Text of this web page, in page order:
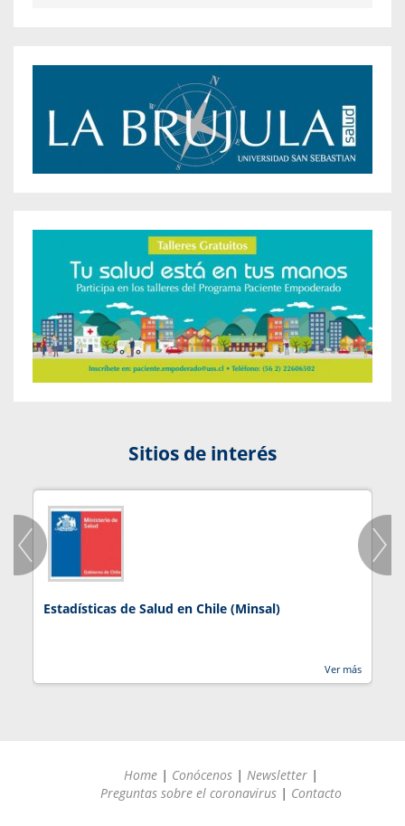
Sitios de interés
Estadísticas de Salud en Chile (Minsal)
Ver más
Home | Conócenos | Newsletter |
Preguntas sobre el coronavirus | Contacto